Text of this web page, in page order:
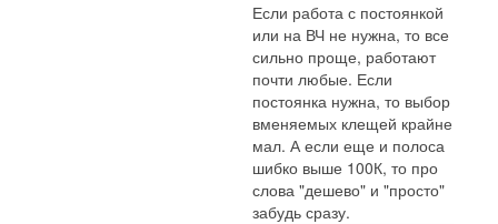
Если работа с постоянкой
или на ВЧ не нужна, то все
сильно проще, работают
почти любые. Если
постоянка нужна, то выбор
вменяемых клещей крайне
мал. А если еще и полоса
шибко выше 100К, то про
слова "дешево" и "просто"
забудь сразу.